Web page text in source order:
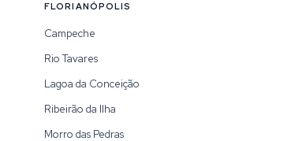
FLORIANÓPOLIS
Campeche
Rio Tavares
Lagoa da Conceição
Ribeirão da Ilha
Morro das Pedras